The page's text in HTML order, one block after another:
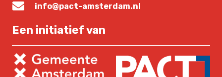
info@pact-amsterdam.nl
Een initiatief van